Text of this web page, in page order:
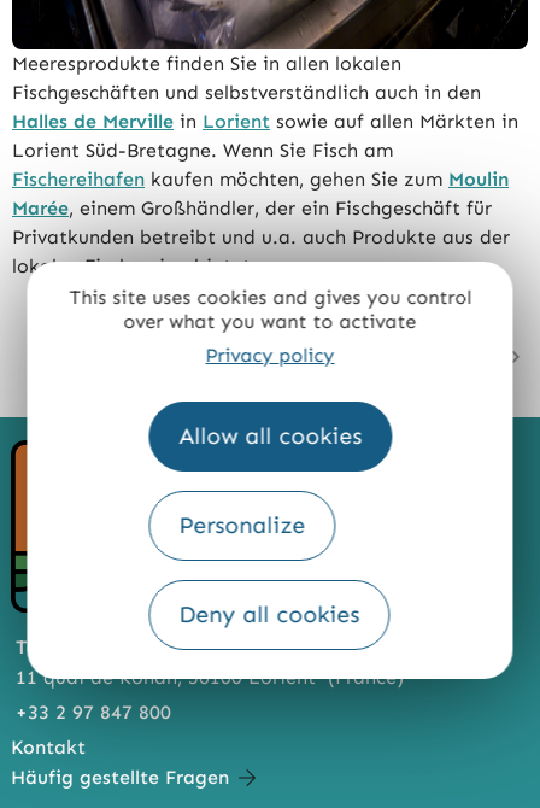
This site uses cookies and gives you control
over what you want to activate
Privacy policy
Allow all cookies
Personalize
Deny all cookies
Meeresprodukte finden Sie in allen lokalen
Fischgeschäften und selbstverständlich auch in den
Halles de Merville in Lorient sowie auf allen Märkten in
Lorient Süd-Bretagne. Wenn Sie Fisch am
Fischereihafen kaufen möchten, gehen Sie zum Moulin
Marée, einem Großhändler, der ein Fischgeschäft für
Privatkunden betreibt und u.a. auch Produkte aus der
lokalen Fischerei anbietet.
BOO
TTER
Touristeninformation
11 quai de Rohan, 56100 Lorient (France)
+33 2 97 847 800
Kontakt
Häufig gestellte Fragen